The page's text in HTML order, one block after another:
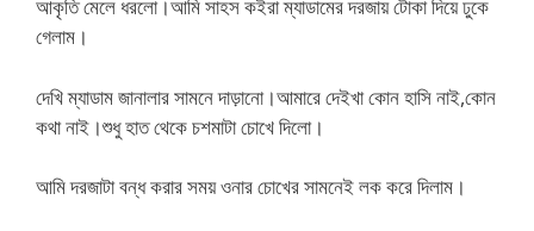
আকৃতি মেলে ধরলো।আমি সাহস কইরা ম্যাডামের দরজায় টোকা দিয়ে ঢুকে
গেলাম।
দেখি ম্যাডাম জানালার সামনে দাড়ানো।আমারে দেইখা কোন হাসি নাই,কোন
কথা নাই।শুধু হাত থেকে চশমাটা চোখে দিলো।
আমি দরজাটা বন্ধ করার সময় ওনার চোখের সামনেই লক করে দিলাম।